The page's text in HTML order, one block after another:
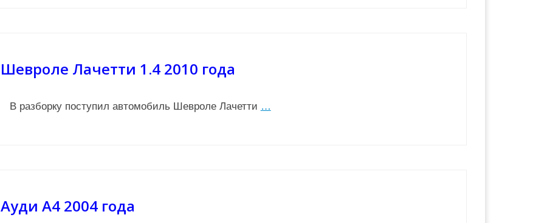
Шевроле Лачетти 1.4 2010 года
В разборку поступил автомобиль Шевроле Лачетти …
Ауди А4 2004 года